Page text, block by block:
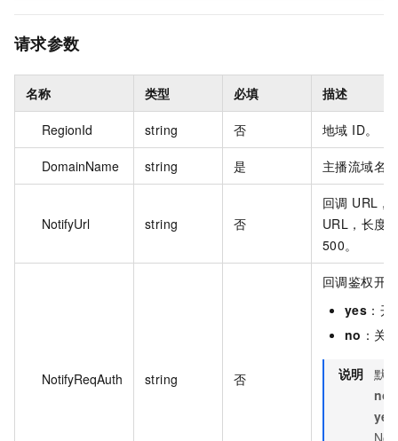
请求参数
名称 类型 必填 描述
RegionId string 否 地域 ID。
DomainName string 是 主播流域名
NotifyUrl string 否
回调 URL，
URL，长度
500。
NotifyReqAuth string 否
回调鉴权开
yes ：
no ：关
说明 默
no
yes